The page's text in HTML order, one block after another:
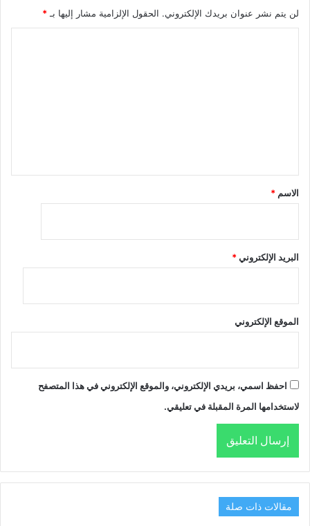
لن يتم نشر عنوان بريدك الإلكتروني. الحقول الإلزامية مشار إليها بـ *
الاسم *
البريد الإلكتروني*
الموقع الإلكتروني
احفظ اسمي، بريدي الإلكتروني، والموقع الإلكتروني في هذا المتصفح
لاستخدامها المرة المقبلة في تعليقي.
مقالات ذات صلة